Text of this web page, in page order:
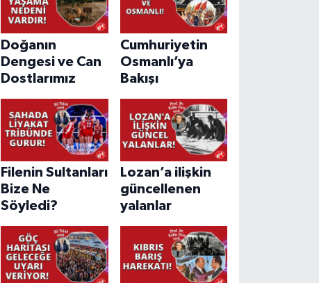
Doğanın
Dengesi ve Can
Dostlarımız
Cumhuriyetin
Osmanlı’ya
Bakışı
Filenin Sultanları
Bize Ne
Söyledi?
Lozan’a ilişkin
güncellenen
yalanlar